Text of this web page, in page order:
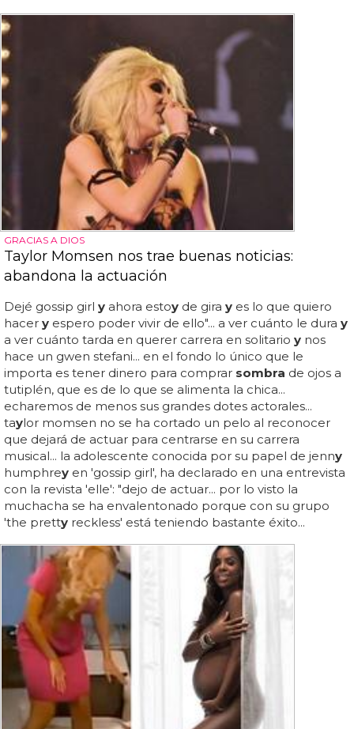
GRACIAS A DIOS
Taylor Momsen nos trae buenas noticias:
abandona la actuación
Dejé gossip girl y ahora estoy de gira y es lo que quiero
hacer y espero poder vivir de ello"... a ver cuánto le dura y
a ver cuánto tarda en querer carrera en solitario y nos
hace un gwen stefani... en el fondo lo único que le
importa es tener dinero para comprar sombra de ojos a
tutiplén, que es de lo que se alimenta la chica...
echaremos de menos sus grandes dotes actorales...
taylor momsen no se ha cortado un pelo al reconocer
que dejará de actuar para centrarse en su carrera
musical... la adolescente conocida por su papel de jenny
humphrey en 'gossip girl', ha declarado en una entrevista
con la revista 'elle': "dejo de actuar... por lo visto la
muchacha se ha envalentonado porque con su grupo
'the pretty reckless' está teniendo bastante éxito...